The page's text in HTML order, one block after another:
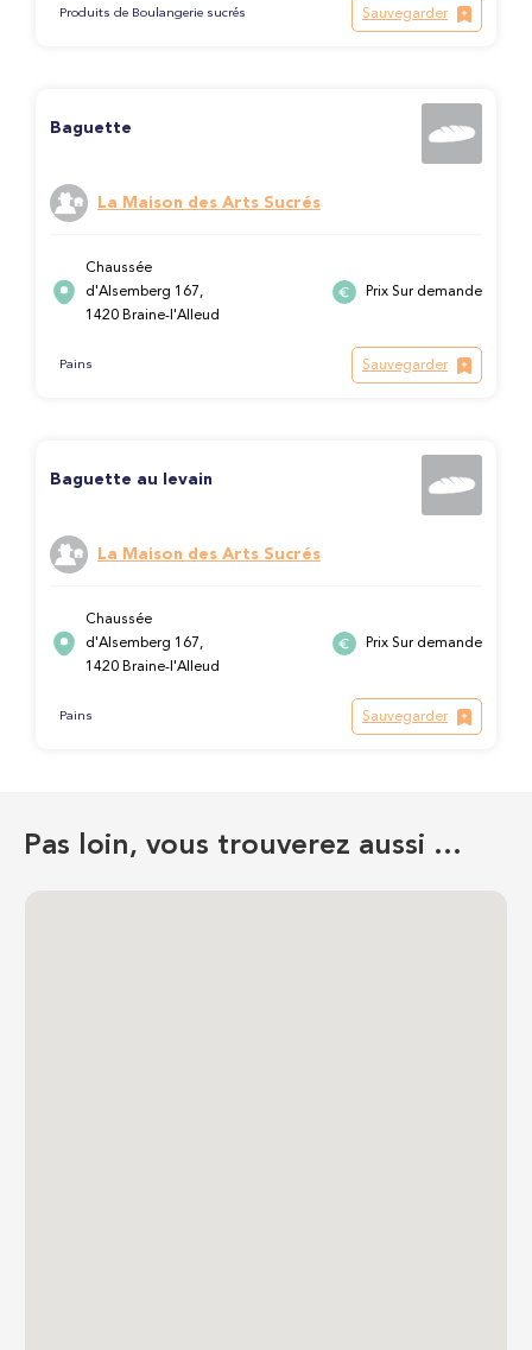
Produits de Boulangerie sucrés Sauvegarder
Baguette
La Maison des Arts Sucrés
Chaussée
d'Alsemberg 167,
1420 Braine-l'Alleud
Prix Sur demande
Pains Sauvegarder
Baguette au levain
La Maison des Arts Sucrés
Chaussée
d'Alsemberg 167,
1420 Braine-l'Alleud
Prix Sur demande
Pains Sauvegarder
Pas loin, vous trouverez aussi …